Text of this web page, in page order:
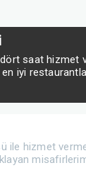
saat hizmet
iyi
ile hizmet